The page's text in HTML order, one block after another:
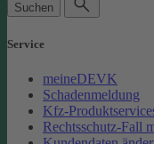
Suchen
Service
meineDEVK
Schadenmeldung
Kfz-
Rechtsschutz-Fall